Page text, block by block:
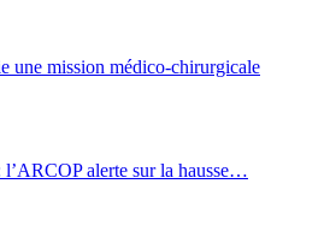
mission médico-chirurgicale
alerte sur la hausse…